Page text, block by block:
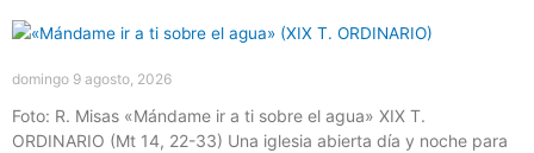
domingo 9 agosto, 2026
Foto: R. Misas «Mándame ir a ti sobre el agua» XIX T.
ORDINARIO (Mt 14, 22-33) Una iglesia abierta día y noche para
Página
Página
Página
Página
Página